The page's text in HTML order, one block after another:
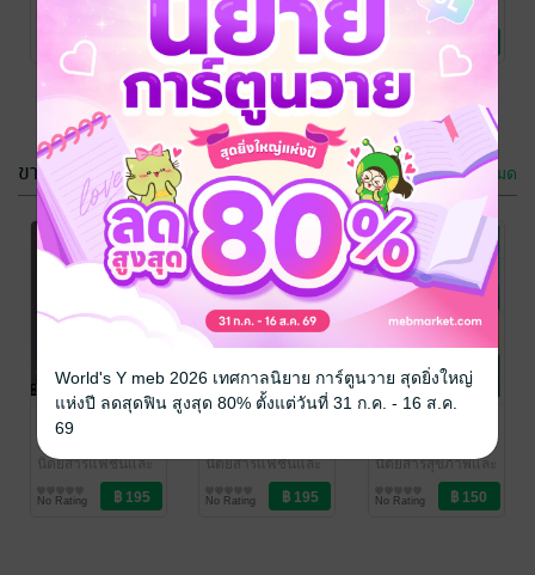
ทีมงาน บ้านและ
/ Amarin
Magazine
นิตยสารบ้านและที่
อยู่อาศัย
No Rating
Amarin Magazine
นิตยสารแฟชั่นและ
ความงาม
No Rating
No. 300
ทีมงาน National
Geographic
Amarin Magazine
นิตยสารความรู้
No Rating
บ้านและสวน
ทีมงาน บ้านและ
/ Amarin
Magazine
นิตยสารบ้านและที่
อยู่อาศัย
No Rating
ชีวจิต No. 609
ทีมงาน ชีวจิต/
Amarin Magazine
นิตยสารสุขภาพและ
อาหาร
No Rating
ขายดี ดูทั้งหมด
แพรว No. 1030
ทีมงาน แพรว
Amarin Magazine
นิตยสารแฟชั่นและ
No Rating
Amarin Magazine
นิตยสารแฟชั่นและ
No Rating
Amarin Magazine
นิตยสารสุขภาพและ
No Rating
World's Y meb 2026 เทศกาลนิยาย การ์ตูนวาย สุดยิ่งใหญ่
แห่งปี ลดสุดฟิน สูงสุด 80% ตั้งแต่วันที่ 31 ก.ค. - 16 ส.ค.
69